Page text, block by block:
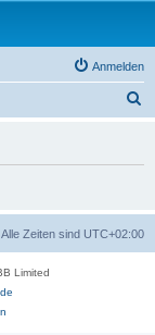
Anmelden
Alle Zeiten sind UTC+02:00
Limited